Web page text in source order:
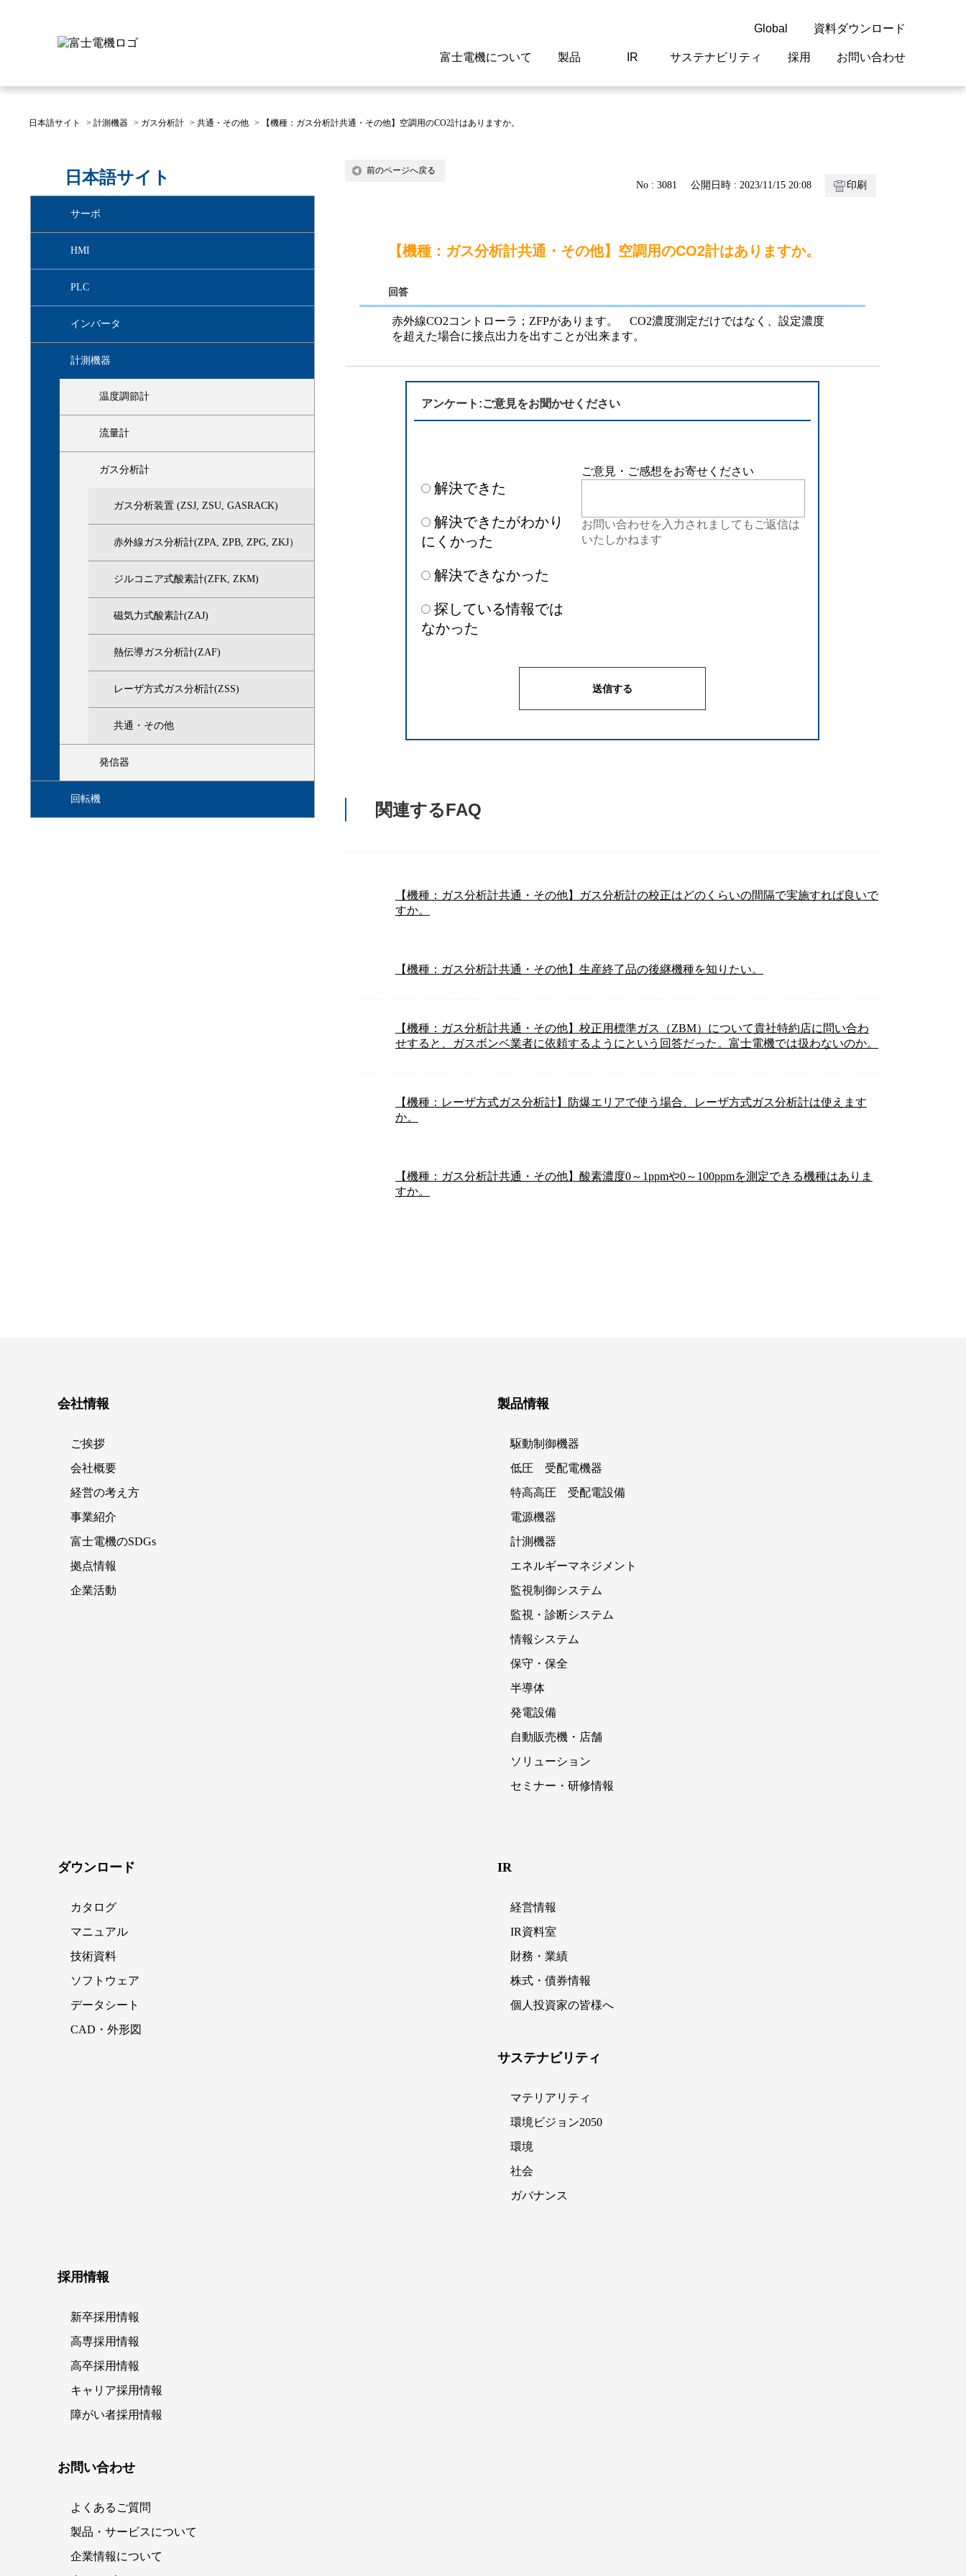
Global
閉じる
資料ダウンロード
富士電機について
富士電機についてのトップ
へ
ご挨拶
製品
駆動制御機器
情報システム 保守・保全
半導体 発電設備
自動販売機・店舗 ソリューション
セミナー・研修情報
IR
株主・投資家情報のトップ
へ
経営情報
サステナビリティ
サステナビリティのトップ
へ
マテリアリティ
採用
新卒採用情報
お問い合わせ
よくあるご質問
日本語サイト > 計測機器 > ガス分析計 > 共通・その他 > 【機種：ガス分析計共通・その他】空調用のCO2計はありますか。
日本語サイト
サーボ
HMI
PLC
インバータ
計測機器
温度調節計
流量計
ガス分析計
ガス分析装置 (ZSJ, ZSU, GASRACK)
赤外線ガス分析計(ZPA, ZPB, ZPG, ZKJ）
ジルコニア式酸素計(ZFK, ZKM)
磁気力式酸素計(ZAJ)
熱伝導ガス分析計(ZAF)
レーザ方式ガス分析計(ZSS)
共通・その他
発信器
回転機
前のページへ戻る
No : 3081 公開日時 : 2023/11/15 20:08 印刷
【機種：ガス分析計共通・その他】空調用のCO2計はありますか。
回答
赤外線CO2コントローラ；ZFPがあります。 CO2濃度測定だけではなく、設定濃度
を超えた場合に接点出力を出すことが出来ます。
アンケート:ご意見をお聞かせください
解決できた
解決できたがわかり
にくかった
解決できなかった
探している情報では
なかった
ご意見・ご感想をお寄せください
お問い合わせを入力されましてもご返信は
いたしかねます
関連するFAQ
【機種：ガス分析計共通・その他】ガス分析計の校正はどのくらいの間隔で実施すれば良いで
すか。
【機種：ガス分析計共通・その他】生産終了品の後継機種を知りたい。
【機種：ガス分析計共通・その他】校正用標準ガス（ZBM）について貴社特約店に問い合わ
せすると、ガスボンベ業者に依頼するようにという回答だった。富士電機では扱わないのか。
【機種：レーザ方式ガス分析計】防爆エリアで使う場合、レーザ方式ガス分析計は使えます
か。
【機種：ガス分析計共通・その他】酸素濃度0～1ppmや0～100ppmを測定できる機種はありま
すか。
会社情報
ご挨拶
会社概要
経営の考え方
事業紹介
富士電機のSDGs
拠点情報
企業活動
製品情報
駆動制御機器
低圧 受配電機器
特高高圧 受配電設備
電源機器
計測機器
エネルギーマネジメント
監視制御システム
監視・診断システム
情報システム
保守・保全
半導体
発電設備
自動販売機・店舗
ソリューション
セミナー・研修情報
ダウンロード
カタログ
マニュアル
技術資料
ソフトウェア
データシート
CAD・外形図
IR
経営情報
IR資料室
財務・業績
株式・債券情報
個人投資家の皆様へ
サステナビリティ
マテリアリティ
環境ビジョン2050
環境
社会
ガバナンス
採用情報
新卒採用情報
高専採用情報
高卒採用情報
キャリア採用情報
障がい者採用情報
お問い合わせ
よくあるご質問
製品・サービスについて
企業情報について